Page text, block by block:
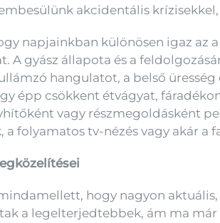
akcidentális
napjainkban különösen igaz az
A gyász állapota és a
hangulatot, a belső
épp csökkent étvágyat,
vagy részmegoldásként
folyamatos tv-nézés vagy akár a
hogy nagyon
a legelterjedtebbek, ám ma